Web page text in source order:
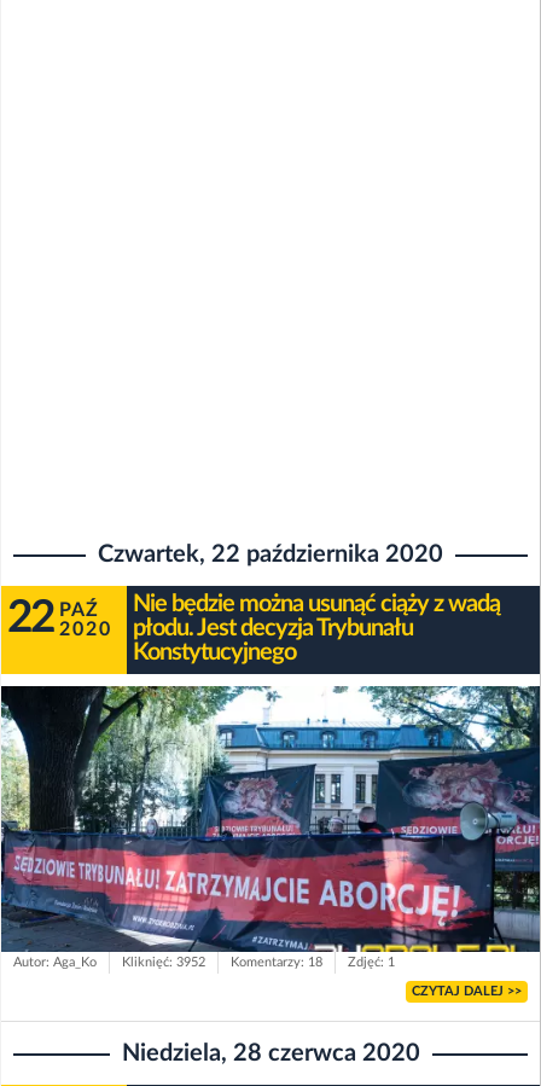
Czwartek, 22 października 2020
22 PAŹ
2020
Nie będzie można usunąć ciąży z wadą
płodu. Jest decyzja Trybunału
Konstytucyjnego
Autor: Aga_Ko Kliknięć: 3952 Komentarzy: 18 Zdjęć: 1
CZYTAJ DALEJ >>
Niedziela, 28 czerwca 2020